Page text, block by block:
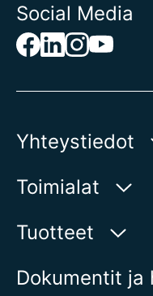
Social Media
Yhteystiedot
AUMA Riester
Aumastr 1
Näytä kartalla
Toimialat
Vesi
Tuotteet
Tuotehaku
Dokumentit ja